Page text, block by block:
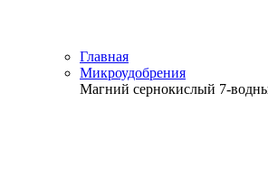
Главная
Микроудобрения
Магний сернокислый 7-